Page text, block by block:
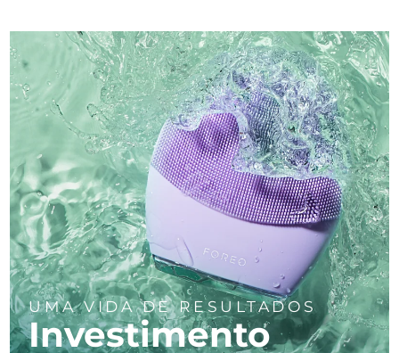
UMA VIDA DE RESULTADOS
Investimento